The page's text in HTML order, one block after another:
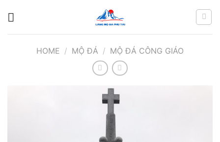
HOME / MỘ ĐÁ / MỘ ĐÁ CÔNG GIÁO